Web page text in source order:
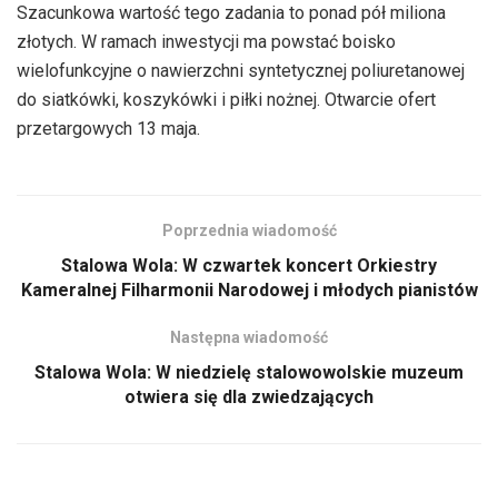
Szacunkowa wartość tego zadania to ponad pół miliona
złotych. W ramach inwestycji ma powstać boisko
wielofunkcyjne o nawierzchni syntetycznej poliuretanowej
do siatkówki, koszykówki i piłki nożnej. Otwarcie ofert
przetargowych 13 maja.
Poprzednia wiadomość
Stalowa Wola: W czwartek koncert Orkiestry
Kameralnej Filharmonii Narodowej i młodych pianistów
Następna wiadomość
Stalowa Wola: W niedzielę stalowowolskie muzeum
otwiera się dla zwiedzających